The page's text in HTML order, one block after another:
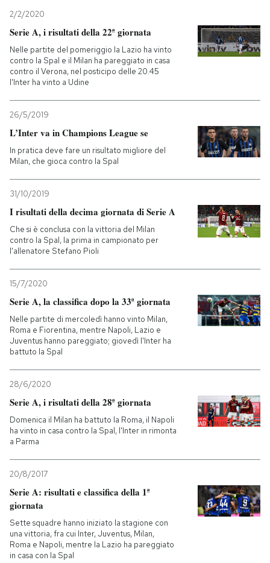
2/2/2020
Serie A, i risultati della 22ª giornata
Nelle partite del pomeriggio la Lazio ha vinto
contro la Spal e il Milan ha pareggiato in casa
contro il Verona, nel posticipo delle 20.45
l'Inter ha vinto a Udine
26/5/2019
L’Inter va in Champions League se
In pratica deve fare un risultato migliore del
Milan, che gioca contro la Spal
31/10/2019
I risultati della decima giornata di Serie A
Che si è conclusa con la vittoria del Milan
contro la Spal, la prima in campionato per
l'allenatore Stefano Pioli
15/7/2020
Serie A, la classifica dopo la 33ª giornata
Nelle partite di mercoledì hanno vinto Milan,
Roma e Fiorentina, mentre Napoli, Lazio e
Juventus hanno pareggiato; giovedì l'Inter ha
battuto la Spal
28/6/2020
Serie A, i risultati della 28ª giornata
Domenica il Milan ha battuto la Roma, il Napoli
ha vinto in casa contro la Spal, l'Inter in rimonta
a Parma
20/8/2017
Serie A: risultati e classifica della 1ª
giornata
Sette squadre hanno iniziato la stagione con
una vittoria, fra cui Inter, Juventus, Milan,
Roma e Napoli, mentre la Lazio ha pareggiato
in casa con la Spal